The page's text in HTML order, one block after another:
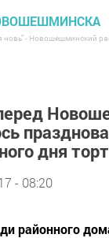
новь" - Новошешминский
дня
- 08:20
районного